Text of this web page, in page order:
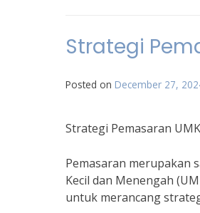
Strategi
Posted on December 27,
Strategi Pemasaran
Pemasaran merupakan
Kecil dan Menengah
untuk merancang